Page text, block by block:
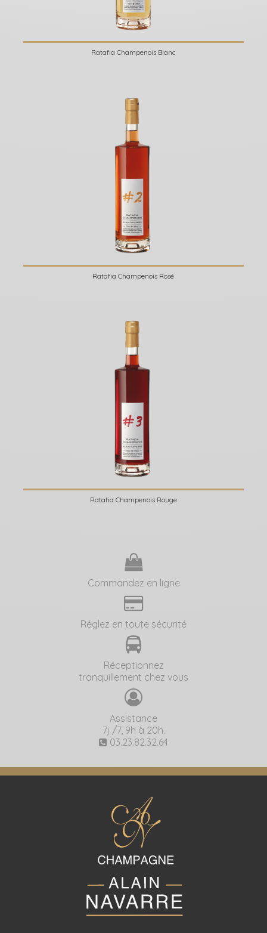
Ratafia Champenois Blanc
Ratafia Champenois Rosé
Ratafia Champenois Rouge
Commandez en ligne
Réglez en toute sécurité
Réceptionnez
tranquillement chez vous
Assistance
7j /7, 9h à 20h.
03.23.82.32.64